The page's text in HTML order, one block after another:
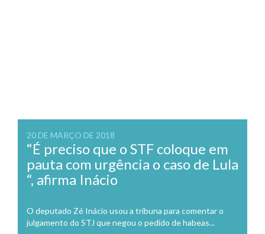
20 DE MARÇO DE 2018
“É preciso que o STF coloque em
pauta com urgência o caso de Lula
“, afirma Inácio
O deputado Zé Inácio usou a tribuna para comentar o
julgamento do STJ que negou o pedido de habeas...